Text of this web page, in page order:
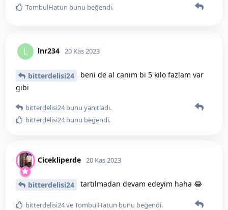
TombulHatun bunu beğendi.
L lnr234 20 Kas 2023
bitterdelisi24
beni de al canım bi 5 kilo fazlam var
gibi
bitterdelisi24bunu yanıtladı.
bitterdelisi24bunu beğendi.
Cicekliperde 20 Kas 2023
bitterdelisi24 tartılmadan devam edeyim haha 😂
bitterdelisi24veTombulHatun bunu beğendi.